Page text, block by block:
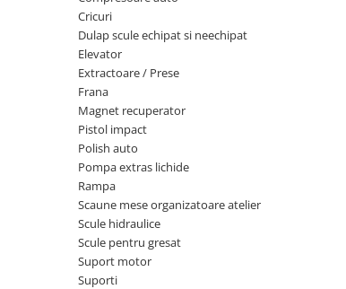
Aparate de rindeluit
Aparate de slefuit
Aparate de tuns
Aparate de vopsit
Aparate pe acumulator / baterie
Aspiratoare
Baterii incarcatoare
Cantar electronic
Ciocane rotopercutoare
Cricuri
Dulap scule echipat si neechipat
Elevator
Extractoare / Prese
Frana
Magnet recuperator
Pistol impact
Polish auto
Pompa extras lichide
Rampa
Scaune mese organizatoare atelier
Scule hidraulice
Scule pentru gresat
Suport motor
Suporti